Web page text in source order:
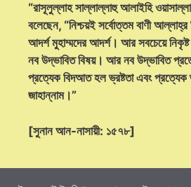
“রাসূলুল্লাহ সাল্লাল্লাহু আলাইহি
বলেছেন, “নিশ্চয়ই সর্বোত্তম বাণী
আদর্শ মুহাম্মদের আদর্শ। আর সবচেয়ে
নব উদ্ভাবিত বিষয়। আর নব উদ্ভাবিত
প্রত্যেক বিদআত হল ভ্রষ্টতা এবং প্রত্যেক
জাহান্নাম।”
[সুনান আন-নাসায়ী: ১৫৭৮]